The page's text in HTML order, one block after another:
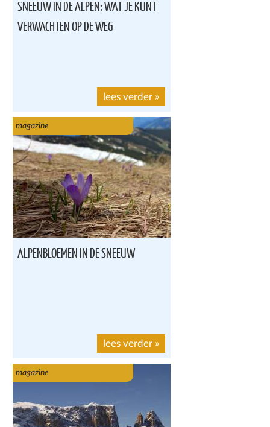
SNEEUW IN DE ALPEN: WAT JE KUNT
VERWACHTEN OP DE WEG
lees verder »
magazine
ALPENBLOEMEN IN DE SNEEUW
lees verder »
magazine